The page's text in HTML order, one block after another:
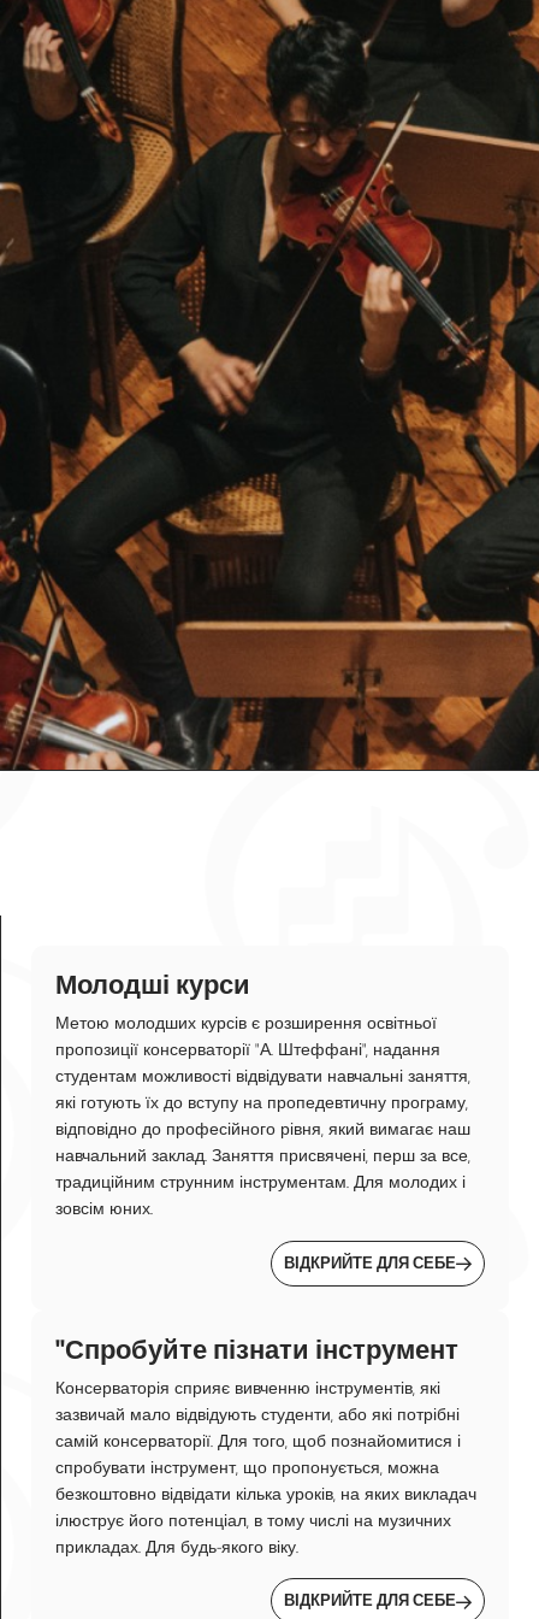
Молодші курси
Метою молодших курсів є розширення освітньої
пропозиції консерваторії "А. Штеффані", надання
студентам можливості відвідувати навчальні заняття,
які готують їх до вступу на пропедевтичну програму,
відповідно до професійного рівня, який вимагає наш
навчальний заклад. Заняття присвячені, перш за все,
традиційним струнним інструментам. Для молодих і
зовсім юних.
ВІДКРИЙТЕ ДЛЯ СЕБЕ
"Спробуйте пізнати інструмент
Консерваторія сприяє вивченню інструментів, які
зазвичай мало відвідують студенти, або які потрібні
самій консерваторії. Для того, щоб познайомитися і
спробувати інструмент, що пропонується, можна
безкоштовно відвідати кілька уроків, на яких викладач
ілюструє його потенціал, в тому числі на музичних
прикладах. Для будь-якого віку.
ВІДКРИЙТЕ ДЛЯ СЕБЕ